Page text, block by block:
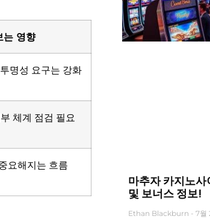
는 영향
명성 요구는 강화
체계 점검 필요
요해지는 흐름
마추자 카지노
및 보너스 정보!
Ethan Blackburn 7월